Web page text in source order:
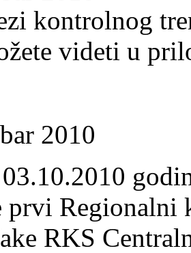
kontrolnog
videti u
2010
prvi
RKS